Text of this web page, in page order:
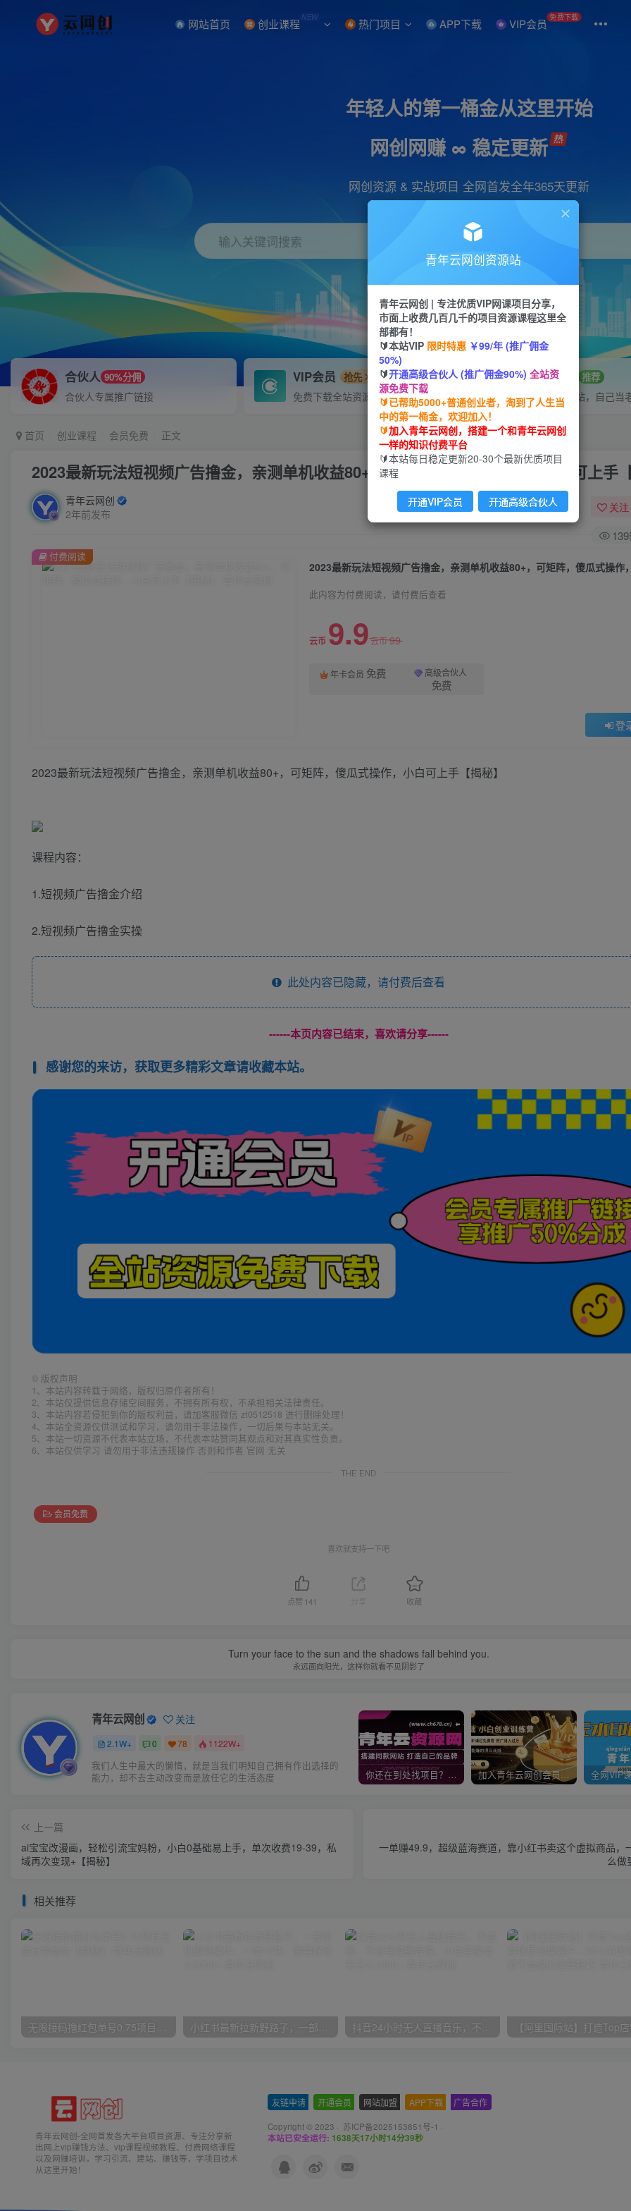
网站首页 创业课程 NEW 热门项目 APP下载 VIP会员 免费下载
年轻人的第一桶金从这里开始
网创网赚 ∞ 稳定更新
网创资源 & 实战项目 全网首发全年365天更新
输入关键词搜索
项目 引流 抖音 短视频 剪辑 会员
合伙人 90%分佣
合伙人专属推广链接
VIP会员 抢先
免费下载全站资源
招募站长 推荐
搭建同款网站，自己当
首页 创业课程 会员免费 正文
2023最新玩法短视频广告撸金，亲测单机收益80+，可矩阵，傻瓜式操作，小白可上手
青年云网创
2年前发布
关注
此内容为付费阅读，请付费后查看
云币 9.9云币99
年卡会员 免费 高级合伙人
免费
登
付费阅读
2023最新玩法短视频广告撸金，亲测单机收益80+，可矩阵，傻瓜式操作，小白可上手【揭秘】
课程内容：
1.短视频广告撸金介绍
2.短视频广告撸金实操
此处内容已隐藏，请付费后查看
------本页内容已结束，喜欢请分享------
感谢您的来访，获取更多精彩文章请收藏本站。
© 版权声明
1、本站内容转载于网络，版权归原作者所有！
2、本站仅提供信息存储空间服务，不拥有所有权，不承担相关法律责任。
3、本站内容若侵犯到你的版权利益，请加客服微信 zt0512518 进行删除处理！
4、本站全资源仅供测试和学习，请勿用于非法操作，一切后果与本站无关。
5、本站一切资源不代表本站立场，不代表本站赞同其观点和对其真实性负责。
6、本站仅供学习 请勿用于非法违规操作 否则和作者 官网 无关
THE END
会员免费
喜欢就支持一下吧
点赞 141 收藏
Turn your face to the sun and the shadows fall behind you.
永远面向阳光，这样你就看不见阴影了
青年云网创 关注
2.1W+ 0 78 1122W+
我们人生中最大的懒惰，就是当我们明知自己拥有作出选择的
能力，却不去主动改变而是放任它的生活态度
你还在到处找项目？还在当韭菜？我靠卖项目一个月收入5万+，曾经我也是个失败者。 加入青年云网创会员，全站资源免费学习。加入高级合伙人，推广日入1000+
上一篇
ai宝宝改漫画，轻松引流宝妈粉，小白0基础易上手，单次收费19-39，私
域再次变现+【揭秘】
一单赚49.9，超级蓝海赛道，靠小红书卖这个虚拟商品，
么做
相关推荐
无限接码撸红包单号0.75项目无偿分享给你【揭秘】 小红书最新拉新野路子，一部手机即可操作，一单15块，做得好日入2000+ 抖音24小时无人直播音乐，不违规，不封号纯撸音浪，小白实操当天日入1000+
青年云网创-全网首发各大平台项目资源、专注分享新
出网上vip赚钱方法、vip课程视频教程、付费网络课程
以及网赚培训，学习引流、建站、赚钱等，学项目技术
从这里开始！
友链申请 开通会员 网站加盟 APP下载 广告合作
Copyright © 2023 · 苏ICP备2025153851号-1 ·
本站已安全运行: 1638天17小时14分41秒
青年云网创资源站
青年云网创 | 专注优质VIP网课项目分享，
市面上收费几百几千的项目资源课程这里全
部都有！
🔰本站VIP 限时特惠 ￥99/年 (推广佣金
50%)
🔰开通高级合伙人 (推广佣金90%) 全站资
源免费下载
🔰已帮助5000+普通创业者，淘到了人生当
中的第一桶金，欢迎加入！
🔰加入青年云网创，搭建一个和青年云网创
一样的知识付费平台
🔰本站每日稳定更新20-30个最新优质项目
课程
开通VIP会员 开通高级合伙人